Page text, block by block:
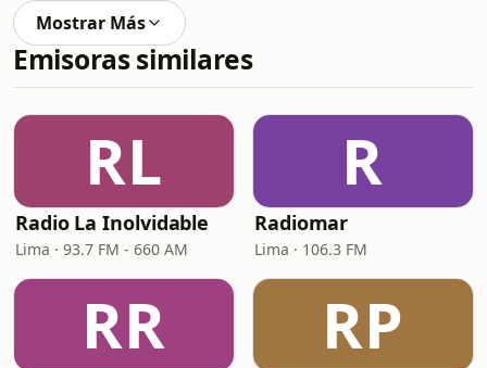
Mostrar Más
Emisoras similares
RL
Radio La Inolvidable
Lima · 93.7 FM - 660 AM
R
Radiomar
Lima · 106.3 FM
RR RP